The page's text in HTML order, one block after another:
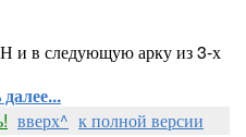
и в следующую арку из 3-х
вверх^ к полной версии